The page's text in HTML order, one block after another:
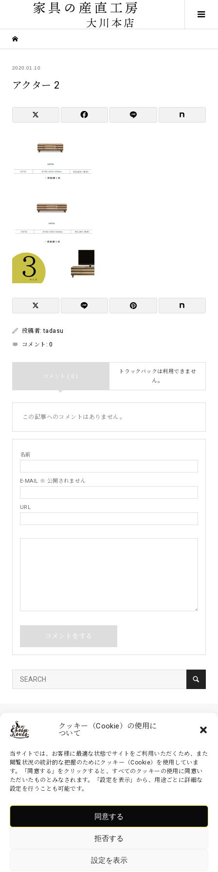
クッキー（Cookie）の使用に
ついて
当サイトでは、お客様に最適な状態でサイトをご利用いただくため、また
閲覧状況の統計的な把握のためにクッキー（Cookie）を使用していま
す。「同意する」をクリックすると、すべてのクッキーの使用に同意い
ただいたものとみなされます。「設定を表示」から、用途ごとに詳細な
設定を行うことも可能です。
同意する
拒否する
設定を表示
2020.01.10
アクター 2
投稿者:tadasu
コメント:0
コメント ( 0 )
トラックバックは利用できませ
ん。
この記事へのコメントはありません。
名前
E-MAIL ※ 公開されません
URL
家具の産直工房 大川本店は、株式会社産商が運営する公式のネットシ
ョッピングサイトです。家具・インテリアなどの商品を現地より無駄を
家具の産直工房 大川本店. All Rights Reserved.